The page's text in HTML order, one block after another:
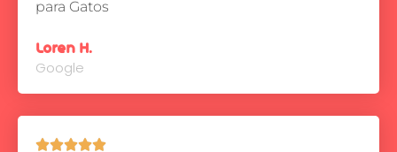
para Gatos
Loren H.
Google
